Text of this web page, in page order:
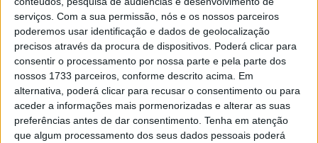
serviços. Com a sua permissão, nós e os nossos parceiros
poderemos usar identificação e dados de geolocalização
precisos através da procura de dispositivos. Poderá clicar para
consentir o processamento por nossa parte e pela parte dos
nossos 1733 parceiros, conforme descrito acima. Em
alternativa, poderá clicar para recusar o consentimento ou para
aceder a informações mais pormenorizadas e alterar as suas
preferências antes de dar consentimento. Tenha em atenção
que algum processamento dos seus dados pessoais poderá
FM ou emwww.968.fm
Pub
TAGS ANSR GNR PSP Viajar sem Pressa